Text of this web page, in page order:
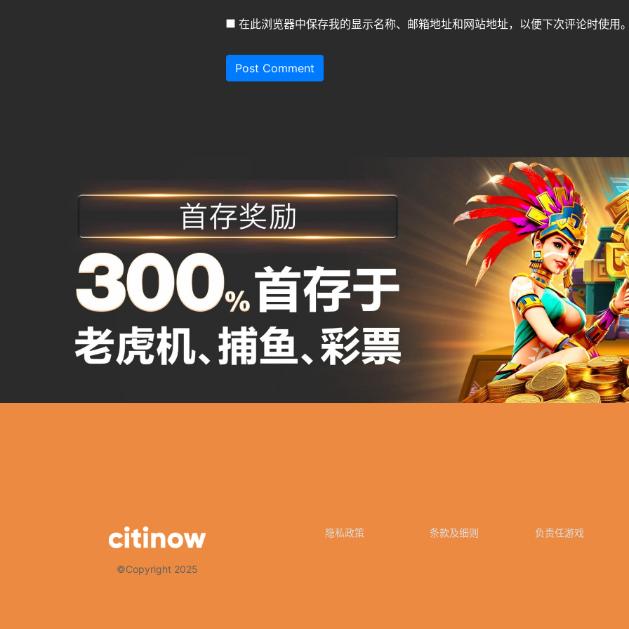
在此浏览器中保存我的显示名称、邮箱地址和网站地址，以便下次评论时使用
©Copyright 2025
隐私政策 条款及细则 负责任游戏